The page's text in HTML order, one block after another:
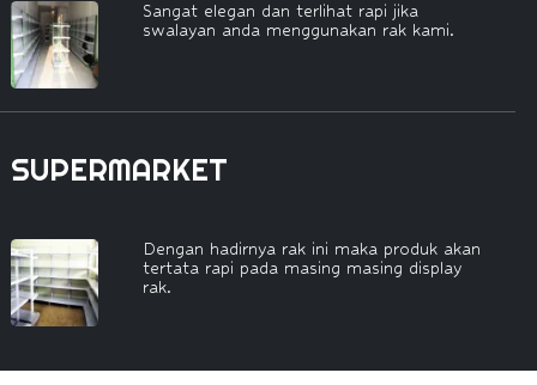
Sangat elegan dan terlihat rapi jika
swalayan anda menggunakan rak kami.
SUPERMARKET
Dengan hadirnya rak ini maka produk akan
tertata rapi pada masing masing display
rak.